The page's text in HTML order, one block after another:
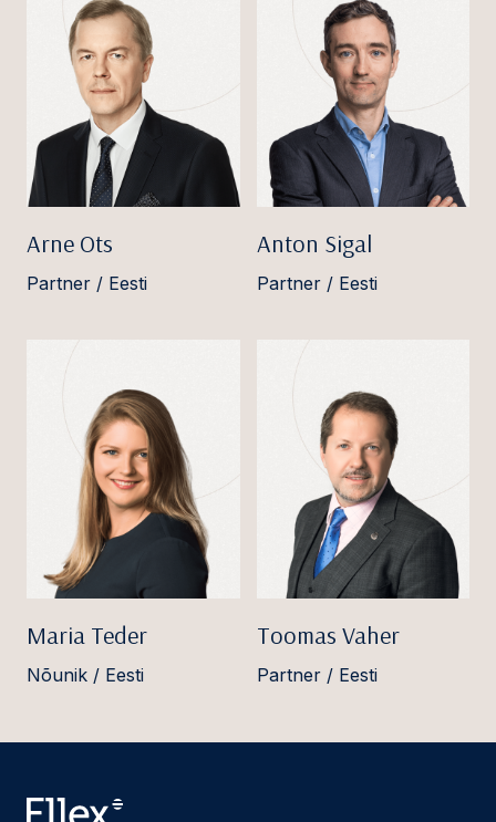
Arne Ots
Partner / Eesti
Anton Sigal
Partner / Eesti
Maria Teder
Nõunik / Eesti
Toomas Vaher
Partner / Eesti